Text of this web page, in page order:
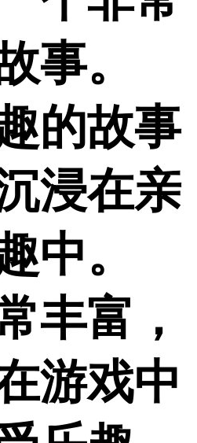
事。
的故事
浸在亲
中。
丰富，
游戏中